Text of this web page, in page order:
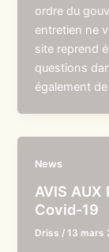
ordre du
entretien ne
site reprend
questions
également de
News
AVIS AUX
Covid-19
Driss /13 mars